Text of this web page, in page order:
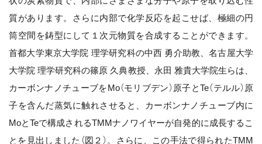
質があります。さらに内部で化学反応を起こせば、極細の円
筒空間を鋳型にして１次元物質を合成することができます。
首都大学東京大学院 理学研究科の中西 勇介助教、名古屋大学
大学院 理学研究科の篠原 久典教授、永田 雅貴大学院生らは、
カーボンナノチューブをMo（モリブデン）原子とTe（テルル）原
子を含んだ蒸気に触れさせると、カーボンナノチューブ内に
MoとTeで構成されるTMMナノワイヤーが自発的に成長するこ
とを見出しました（図２）。さらに、この手法で得られたTMM